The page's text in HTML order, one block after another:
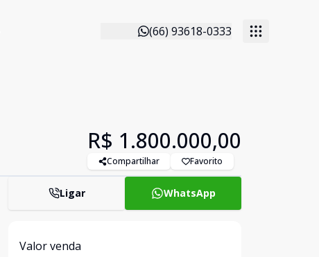
(66) 93618-0333
R$ 1.800.000,00
Compartilhar Favorito
Ligar WhatsApp
Valor venda